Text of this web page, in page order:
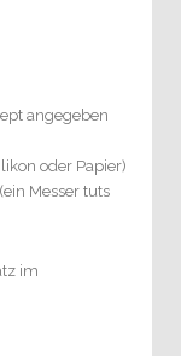
angegeben
oder Papier)
Messer tuts
im